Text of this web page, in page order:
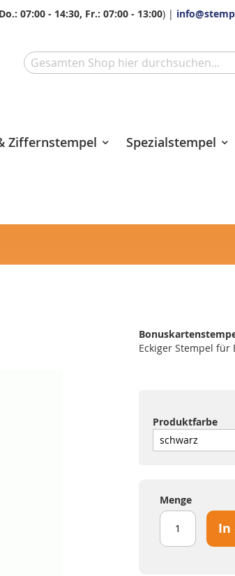
07:00 - 14:30, Fr.: 07:00 - 13:00) |
Ziffernstempel Spezialstempel
Eckiger Stempel für
Produktfarbe
Menge
In